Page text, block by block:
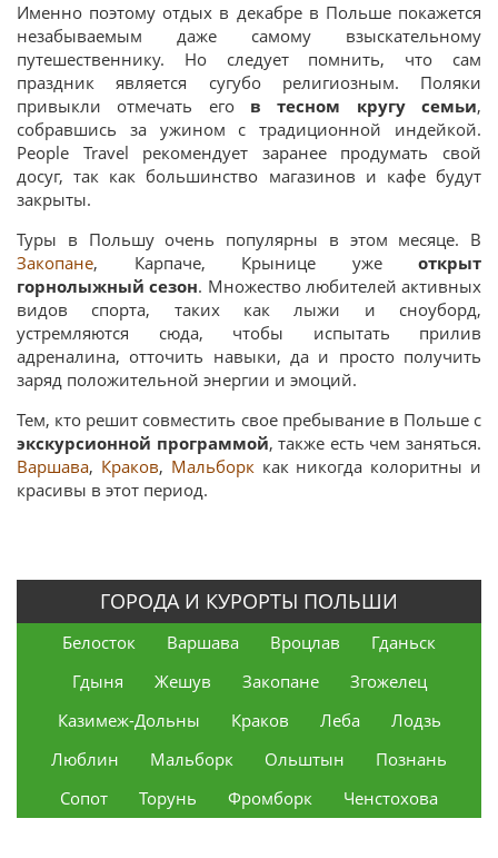
Именно поэтому отдых в декабре в Польше покажется
незабываемым даже самому взыскательному
путешественнику. Но следует помнить, что сам
праздник является сугубо религиозным. Поляки
привыкли отмечать его в тесном кругу семьи,
собравшись за ужином с традиционной индейкой.
People Travel рекомендует заранее продумать свой
досуг, так как большинство магазинов и кафе будут
закрыты.
Туры в Польшу очень популярны в этом месяце. В
Закопане, Карпаче, Крынице уже открыт
горнолыжный сезон. Множество любителей активных
видов спорта, таких как лыжи и сноуборд,
устремляются сюда, чтобы испытать прилив
адреналина, отточить навыки, да и просто получить
заряд положительной энергии и эмоций.
Тем, кто решит совместить свое пребывание в Польше с
экскурсионной программой, также есть чем заняться.
Варшава, Краков, Мальборккак никогда колоритны и
красивы в этот период.
ГОРОДА И КУРОРТЫ ПОЛЬШИ
Белосток Варшава Вроцлав
Гданьск
Гдыня
Жешув Закопане
Згожелец
Казимеж-Дольны
Краков Леба
Лодзь
Люблин
Мальборк Ольштын
Познань
Сопот
Торунь Фромборк Ченстохова